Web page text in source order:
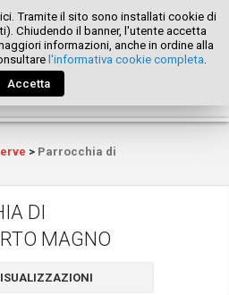
> Parrocchia di
DI
MAGNO
Tramite il sito sono installati cookie di
Chiudendo il banner, l'utente accetta
informazioni, anche in ordine alla
l'informativa cookie completa
Accetta